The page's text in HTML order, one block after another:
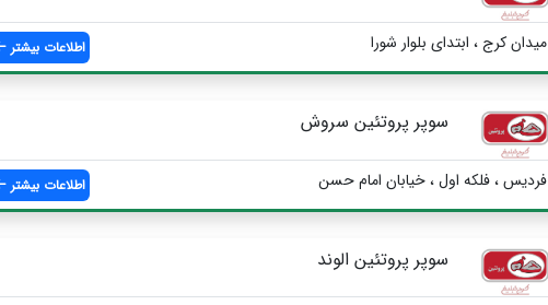
میدان کرج ، ابتدای بلوار شورا اطلاعات بیشتر
سوپر پروتئین سروش
فردیس ، فلکه اول ، خیابان امام حسن اطلاعات بیشتر
سوپر پروتئین الوند